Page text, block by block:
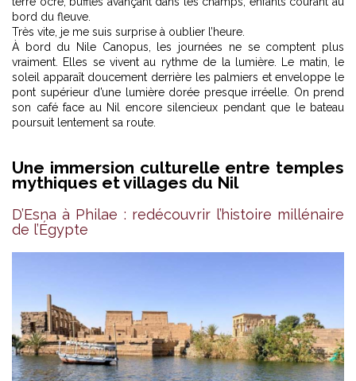
bord du fleuve.
Très vite, je me suis surprise à oublier l’heure.
À bord du Nile Canopus, les journées ne se comptent plus
vraiment. Elles se vivent au rythme de la lumière. Le matin, le
soleil apparaît doucement derrière les palmiers et enveloppe le
pont supérieur d’une lumière dorée presque irréelle. On prend
son café face au Nil encore silencieux pendant que le bateau
poursuit lentement sa route.
Une immersion culturelle entre temples
mythiques et villages du Nil
D’Esna à Philae : redécouvrir l’histoire millénaire
de l’Égypte